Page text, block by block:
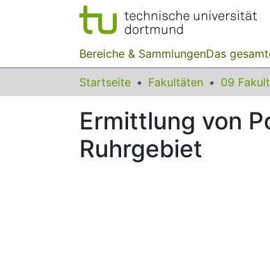
Bereiche & SammlungenDas
Startseite Fakultäten
Ermittlung von
Ruhrgebiet